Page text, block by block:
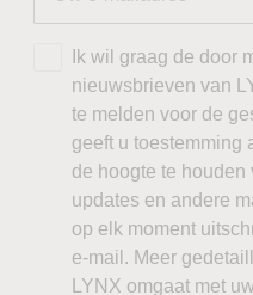
Ik wil graag de door
nieuwsbrieven van
te melden voor de
geeft u toestemming
de hoogte te
updates en andere
op elk moment
e-mail. Meer
LYNX omgaat met